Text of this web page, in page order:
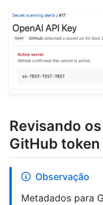
Revisando
GitHub token
Observação
Metadados para